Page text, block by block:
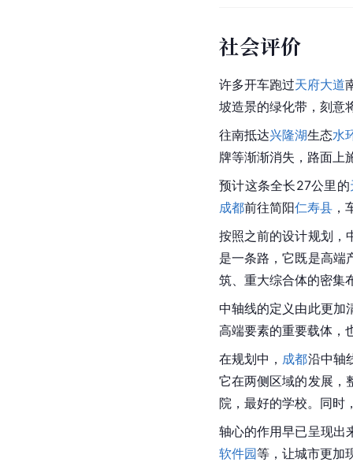
社会评价
许多开车跑过天府大道
坡造景的绿化带，刻意
往南抵达兴隆湖生态水
牌等渐渐消失，路面上
预计这条全长27公里的
成都前往简阳仁寿县
按照之前的设计规划，
是一条路，它既是高端
筑、重大综合体的密集
中轴线的定义由此更加
高端要素的重要载体，
在规划中， 成都沿中轴
它在两侧区域的发展，
院，最好的学校。同
轴心的作用早已呈现出
软件园等，让城市更加